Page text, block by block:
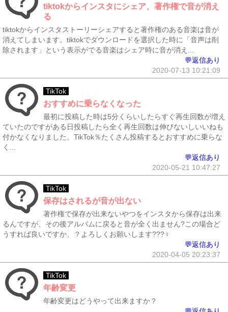
tiktokからインスタにシェア、著作権で音が消え
る
tiktokからインスタストーリーシェアすると著作権のある音楽は音が
消えてしまいます。tiktokでダウンロードを選択した時に「音声は削
除されます」という表示がでる音楽はシェア時に音が消え...
💬返信あり
2020-07-13 10:21:09
TikTok
おすすめに乗らなくなった
最初に投稿した時は5分くらいしたらすぐ再生回数が増え
ていたのですがある日投稿したら全く再生回数は伸びないしいいねも
付かなくなりました。TikTok％たくさん投稿するとおすすめに乗らな
く...
💬返信あり
2020-05-21 10:47:27
TikTok
保存はされるが音が出ない
著作権で保存が出来ないやつをインスタから保存は出来
るんですが、その後アルバムに戻ると音が全く出ません?この場合ど
うすれば良いですか、？よろしくお願いします???‍♀️
💬返信あり
2020-04-05 20:23:37
TikTok
年齢変更
年齢変更はどうやって出来ますか？